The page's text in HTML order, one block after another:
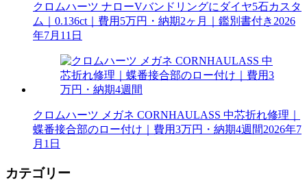
クロムハーツ ナローVバンドリングにダイヤ5石カスタ
ム｜0.136ct｜費用5万円・納期2ヶ月｜鑑別書付き 2026
年7月11日
クロムハーツ メガネ CORNHAULASS 中芯折れ修理｜
蝶番接合部のロー付け｜費用3万円・納期4週間2026年7
月1日
カテゴリー